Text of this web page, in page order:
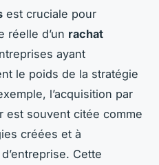
est cruciale pour
réelle d’un rachat
ayant
le poids de la stratégie
l’acquisition par
est souvent citée comme
créées et à
Cette